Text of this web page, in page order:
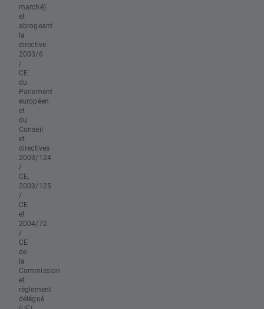
marché)
et
abrogeant
la
directive
2003/6
/
CE
du
Parlement
européen
et
du
Conseil
et
directives
2003/124
/
CE,
2003/125
/
CE
et
2004/72
/
CE
de
la
Commission
et
règlement
délégué